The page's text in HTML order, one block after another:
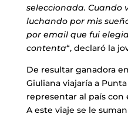
seleccionada. Cuando
luchando por mis
por email que fui
contenta“, declaró la
De resultar ganadora
Giuliana viajaría a
representar al país con
A este viaje se le